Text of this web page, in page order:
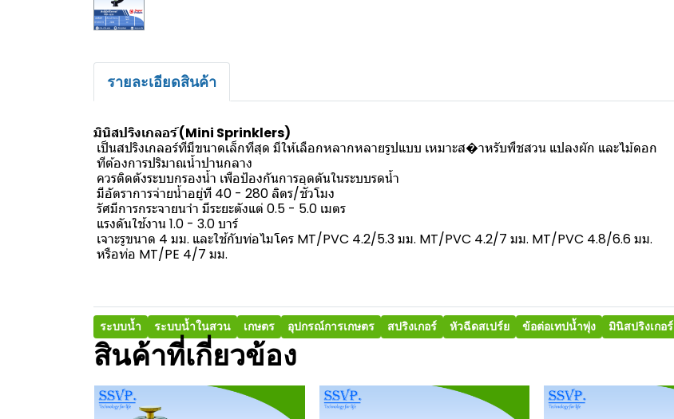
รายละเอียดสินค้า
มินิสปริงเกลอร์ (Mini Sprinklers)
เป็นสปริงเกลอร์ทีมีขนาดเล็กทีสุด มีให้เลือกหลากหลายรูปแบบ เหมาะส�าหรับพืชสวน แปลงผัก และไม้ดอก
ทีต้องการปริมาณน้ำปานกลาง
ควรติดตังระบบกรองน้ำ เพือป้องกันการอุดตันในระบบรดน้ำ
มีอัตราการจ่ายน้ำอยู่ที 40 - 280 ลิตร/ชัวโมง
รัศมีการกระจายนาำ มีระยะตังแต่ 0.5 - 5.0 เมตร
แรงดันใช้งาน 1.0 - 3.0 บาร์
เจาะรูขนาด 4 มม. และใช้กับท่อไมโคร MT/PVC 4.2/5.3 มม. MT/PVC 4.2/7 มม. MT/PVC 4.8/6.6 มม.
หรือท่อ MT/PE 4/7 มม.
ระบบน้ำ ระบบน้ำในสวน เกษตร อุปกรณ์การเกษตร สปริงเกอร์ หัวฉีดสเปร์ย ข้อต่อเทปน้ำพุ่ง มินิสปริงเกอร์
สินค้าที่เกี่ยวข้อง